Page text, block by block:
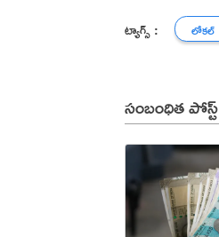
ట్యాగ్స్ : లోకల్
సంబంధిత పోస్ట్